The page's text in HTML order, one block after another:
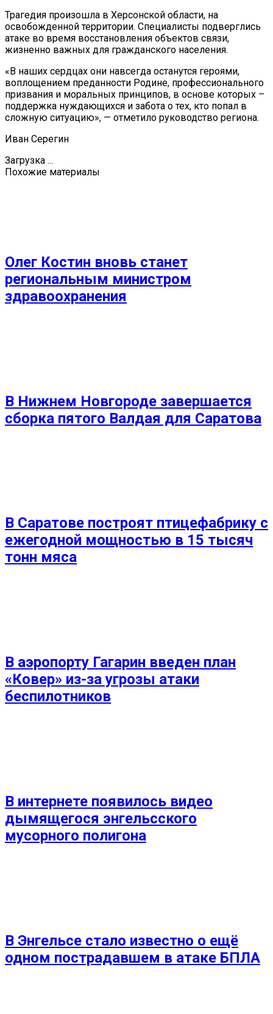
Трагедия произошла в Херсонской области, на
освобожденной территории. Специалисты подверглись
атаке во время восстановления объектов связи,
жизненно важных для гражданского населения.
«В наших сердцах они навсегда останутся героями,
воплощением преданности Родине, профессионального
призвания и моральных принципов, в основе которых –
поддержка нуждающихся и забота о тех, кто попал в
сложную ситуацию», — отметило руководство региона.
Иван Серегин
Загрузка ...
Похожие материалы
Олег Костин вновь станет
региональным министром
здравоохранения
В Нижнем Новгороде завершается
сборка пятого Валдая для Саратова
В Саратове построят птицефабрику с
ежегодной мощностью в 15 тысяч
тонн мяса
В аэропорту Гагарин введен план
«Ковер» из-за угрозы атаки
беспилотников
В интернете появилось видео
дымящегося энгельсского
мусорного полигона
В Энгельсе стало известно о ещё
одном пострадавшем в атаке БПЛА